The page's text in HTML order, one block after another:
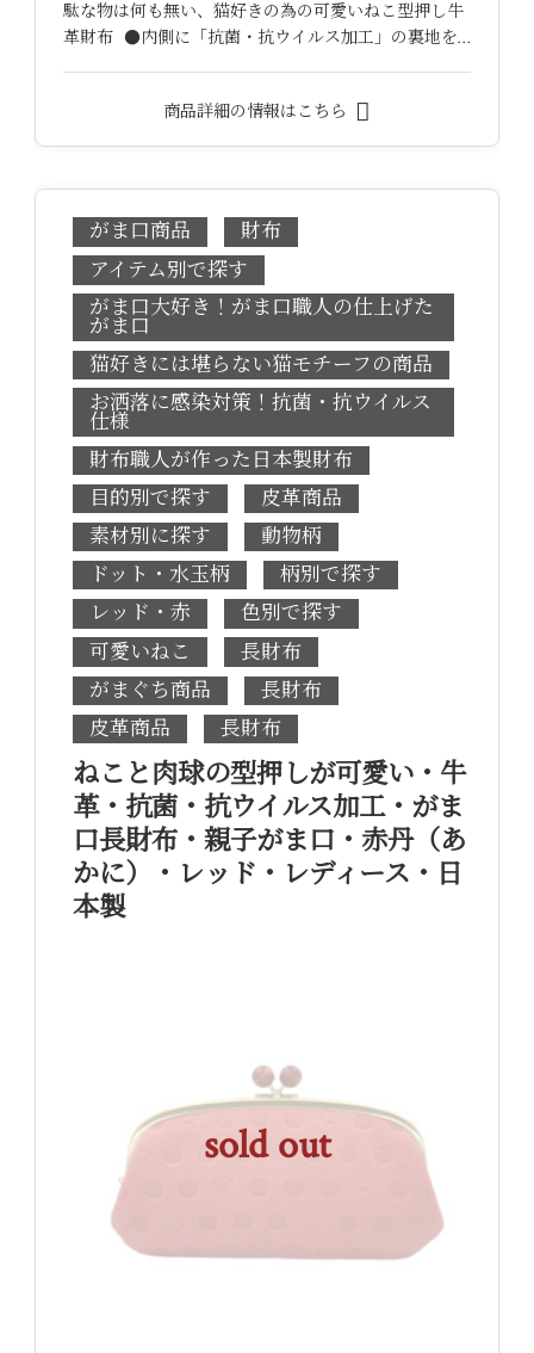
駄な物は何も無い、猫好きの為の可愛いねこ型押し牛
革財布 ●内側に「抗菌・抗ウイルス加工」の裏地を…
商品詳細の情報はこちら
がま口商品
財布
アイテム別で探す
がま口大好き！がま口職人の仕上げた
がま口
猫好きには堪らない猫モチーフの商品
お洒落に感染対策！抗菌・抗ウイルス
仕様
財布職人が作った日本製財布
目的別で探す
皮革商品
素材別に探す
動物柄
ドット・水玉柄
柄別で探す
レッド・赤
色別で探す
可愛いねこ
長財布
がまぐち商品
長財布
皮革商品
長財布
ねこと肉球の型押しが可愛い・牛
革・抗菌・抗ウイルス加工・がま
口長財布・親子がま口・赤丹（あ
かに）・レッド・レディース・日
本製
sold out